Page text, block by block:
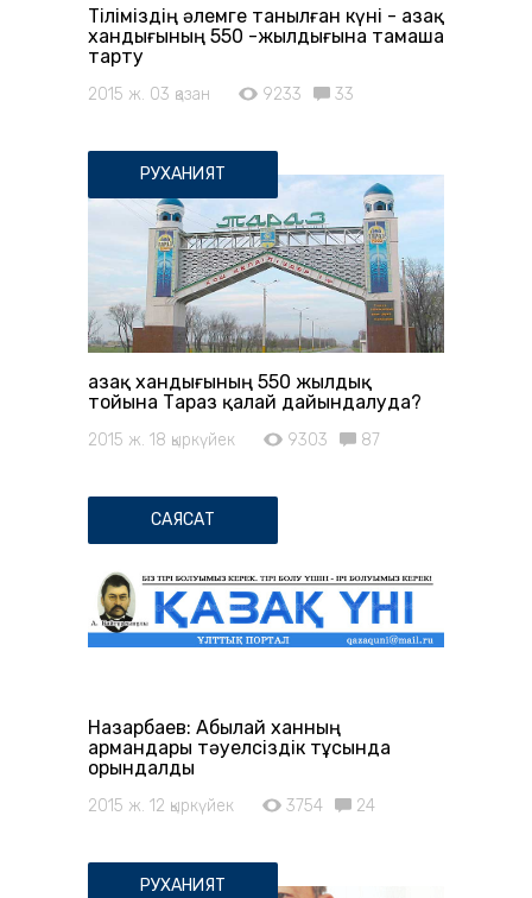
Тіліміздің әлемге танылған күні - Қазақ
хандығының 550 -жылдығына тамаша
тарту
2015 ж. 03 қазан 9233 33
РУХАНИЯТ
Қазақ хандығының 550 жылдық
тойына Тараз қалай дайындалуда?
2015 ж. 18 қыркүйек 9303 87
САЯСАТ
Назарбаев: Абылай ханның
армандары тәуелсіздік тұсында
орындалды
2015 ж. 12 қыркүйек 3754 24
РУХАНИЯТ